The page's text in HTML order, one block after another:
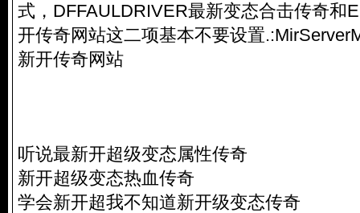
式，DFFAULDRIVER最新变态合击传奇和
开传奇网站这二项基本不要设置
新开传奇网站
听说最新开超级变态属性传奇
新开超级变态热血传奇
学会新开超我不知道新开级变态传奇